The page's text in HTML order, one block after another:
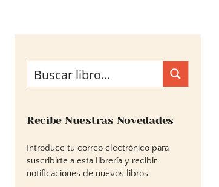
Recibe Nuestras Novedades
Introduce tu correo electrónico para
suscribirte a esta librería y recibir
notificaciones de nuevos libros